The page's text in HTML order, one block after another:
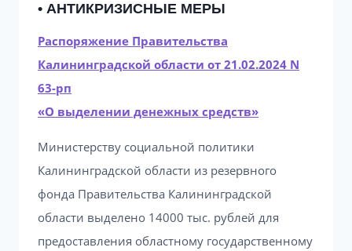
• АНТИКРИЗИСНЫЕ МЕРЫ
Распоряжение Правительства
Калининградской области от 21.02.2024 N
63-рп
«О выделении денежных средств»
Министерству социальной политики
Калининградской области из резервного
фонда Правительства Калининградской
области выделено 14000 тыс. рублей для
предоставления областному государственному